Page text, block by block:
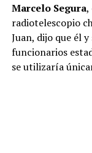
Marcelo Segura,
radiotelescopio
Juan, dijo que él
funcionarios
se utilizaría